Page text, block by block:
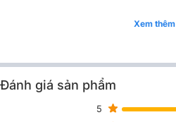
Xem thêm
Đánh giá sản phẩm
5